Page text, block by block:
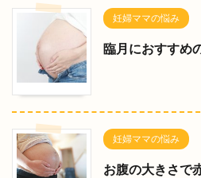
妊婦ママの悩み
臨月におすすめ
妊婦ママの悩み
お腹の大きさで